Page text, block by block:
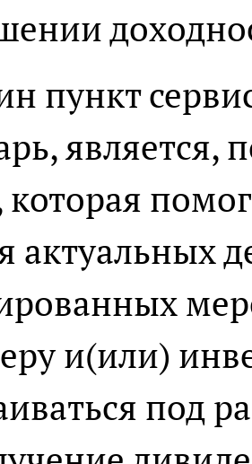
пункт
актуальных
и(или)
под